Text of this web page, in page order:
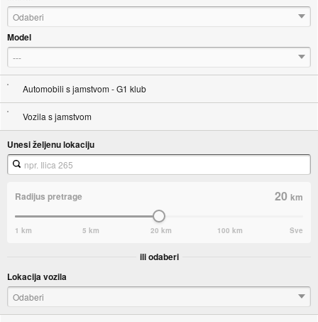
Odaberi
Model
---
Automobili s jamstvom - G1 klub
Vozila s jamstvom
Unesi željenu lokaciju
Radijus pretrage 20km
1 km 5 km 20 km 100 km Sve
ili odaberi
Lokacija vozila
Odaberi